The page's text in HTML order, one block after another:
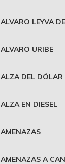
ALVARO LEYVA
ALVARO URIBE
ALZA DEL DÓLAR
ALZA EN DIESEL
AMENAZAS
AMENAZAS A